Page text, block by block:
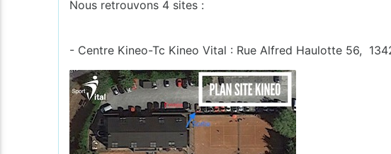
Nous retrouvons 4 sites :
- Centre Kineo-Tc Kineo Vital : Rue Alfred Haulotte 56,